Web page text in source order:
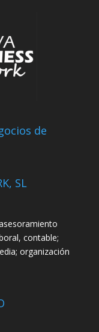
de
SL
contable;
organización